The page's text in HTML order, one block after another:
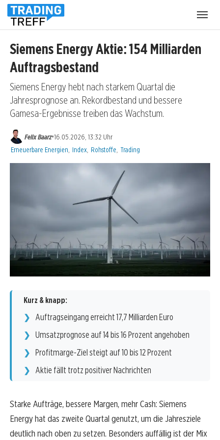
Siemens Energy Aktie: 154 Milliarden
Auftragsbestand
Siemens Energy hebt nach starkem Quartal die
Jahresprognose an. Rekordbestand und bessere
Gamesa-Ergebnisse treiben das Wachstum.
Felix Baarz•16.05.2026, 13:32 Uhr
Kategorien:
Erneuerbare Energien Index Rohstoffe Trading
Kurz & knapp:
Auftragseingang erreicht 17,7 Milliarden Euro
Umsatzprognose auf 14 bis 16 Prozent angehoben
Profitmarge-Ziel steigt auf 10 bis 12 Prozent
Aktie fällt trotz positiver Nachrichten
Starke Aufträge, bessere Margen, mehr Cash: Siemens
Energy hat das zweite Quartal genutzt, um die Jahresziele
deutlich nach oben zu setzen. Besonders auffällig ist der Mix